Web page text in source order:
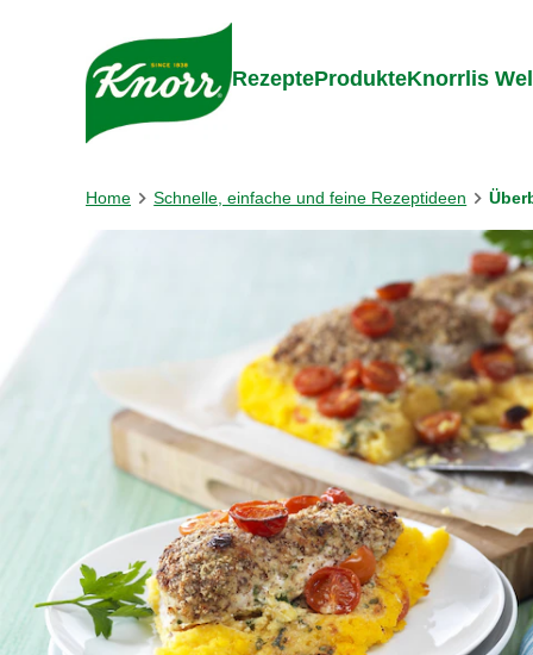
Gehe zu:
RezepteProdukteKnorrlis
Home Schnelle, einfache und feine Rezeptideen